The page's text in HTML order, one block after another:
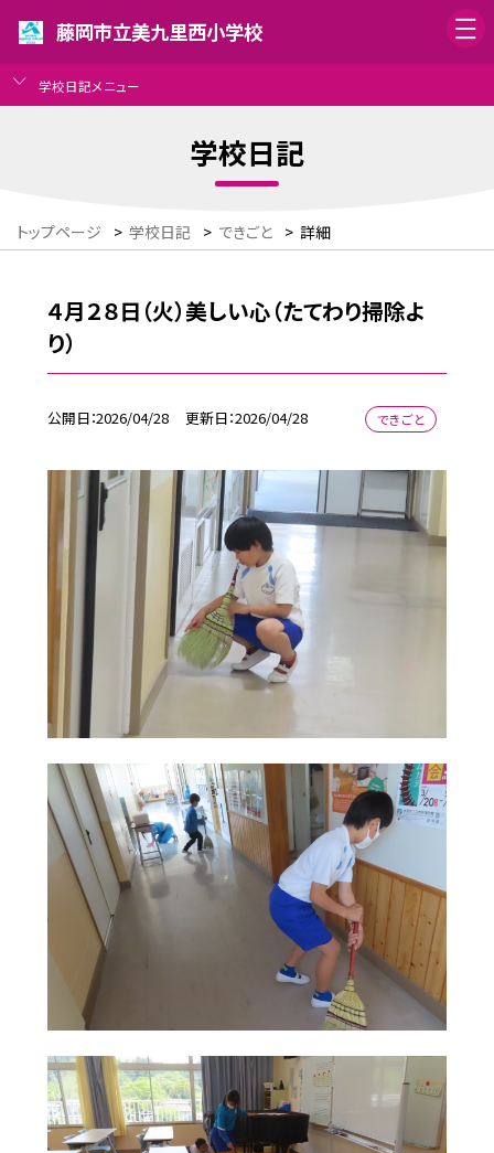
藤岡市立美九里西小学校
学校日記メニュー
学校日記
トップページ > 学校日記 > できごと > 詳細
４月２８日（火）美しい心（たてわり掃除よ
り）
公開日 2026/04/28 更新日 2026/04/28 できごと